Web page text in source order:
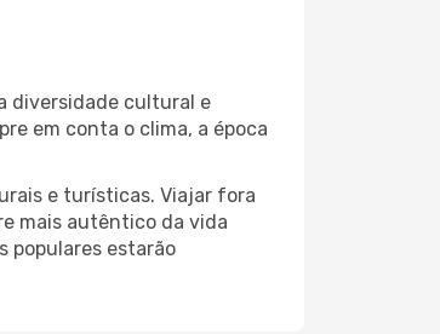
diversidade cultural e
em conta o clima, a época
e turísticas. Viajar fora
mais autêntico da vida
populares estarão